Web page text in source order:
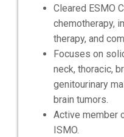
Cleared ESMO
chemotherapy,
therapy, and
Focuses on
neck, thoracic,
genitourinary
brain tumors.
Active member
ISMO.